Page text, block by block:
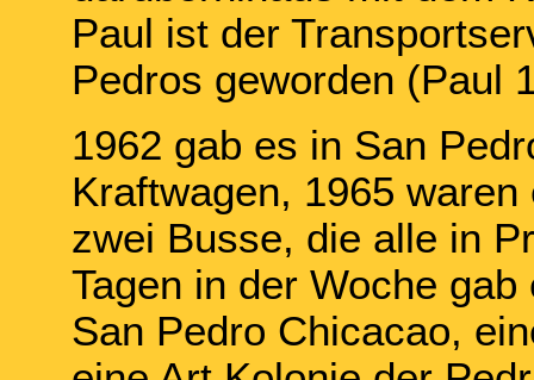
Paul ist der
Pedros geworden (Paul
1962 gab es in San
Kraftwagen, 1965
zwei Busse, die alle in
Tagen in der Woche
San Pedro Chicacao,